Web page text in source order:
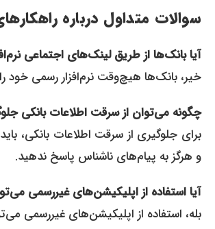
سوالات متداول درباره
آیا بانک‌ها از طریق لینک‌های اجتماعی
خیر، بانک‌ها هیچ‌وقت نرم‌افزار رسمی خود
چگونه می‌توان از سرقت اطلاعات بانکی
برای جلوگیری از سرقت اطلاعات بانکی،
و هرگز به پیام‌های ناشناس پاسخ ندهید.
آیا استفاده از اپلیکیشن‌های غیررسمی
بله، استفاده از اپلیکیشن‌های غیررسمی